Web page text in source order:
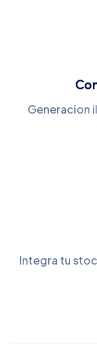
Generacion
Integra tu